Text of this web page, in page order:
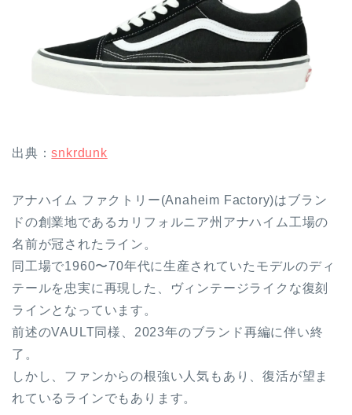
出典：snkrdunk
アナハイム ファクトリー(Anaheim Factory)はブラン
ドの創業地であるカリフォルニア州アナハイム工場の
名前が冠されたライン。
同工場で1960〜70年代に生産されていたモデルのディ
テールを忠実に再現した、ヴィンテージライクな復刻
ラインとなっています。
前述のVAULT同様、2023年のブランド再編に伴い終
了。
しかし、ファンからの根強い人気もあり、復活が望ま
れているラインでもあります。